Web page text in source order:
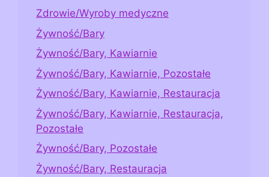
Zdrowie/Wyroby medyczne
Żywność/Bary
Żywność/Bary, Kawiarnie
Żywność/Bary, Kawiarnie, Pozostałe
Żywność/Bary, Kawiarnie, Restauracja
Żywność/Bary, Kawiarnie, Restauracja,
Pozostałe
Żywność/Bary, Pozostałe
Żywność/Bary, Restauracja